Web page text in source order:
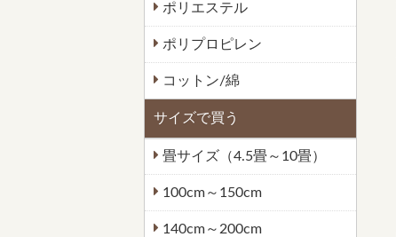
ポリエステル
ポリプロピレン
コットン/綿
サイズで買う
畳サイズ（4.5畳～10畳）
100cm～150cm
140cm～200cm